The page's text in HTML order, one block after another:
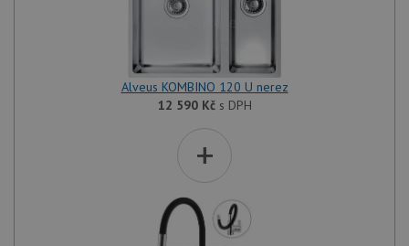
Alveus KOMBINO 120 U nerez
12 590 Kčs DPH
+